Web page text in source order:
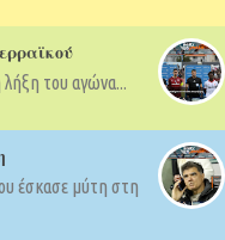
λήξη του αγώνα...
έσκασε μύτη στη